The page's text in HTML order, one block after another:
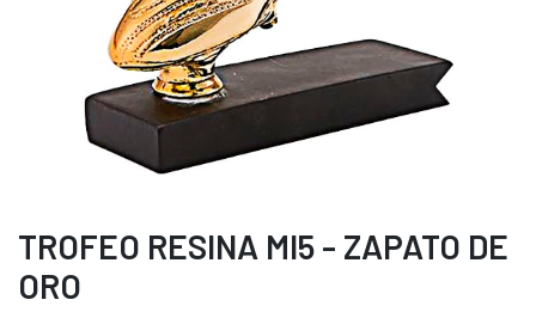
TROFEO RESINA MI5 - ZAPATO DE
ORO